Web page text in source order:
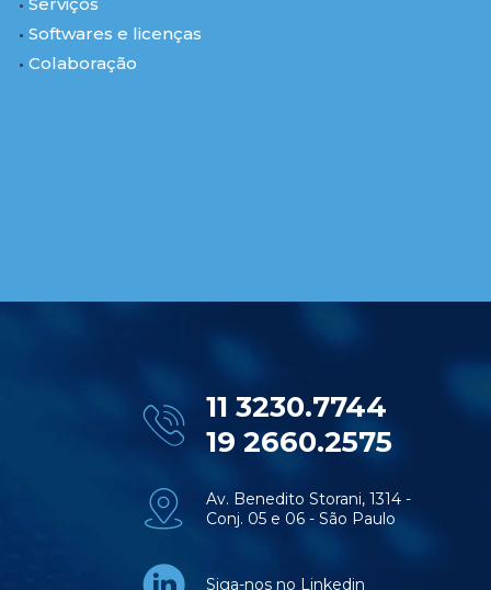
Softwares e licenças
Colaboração
11 3230.7744
19 2660.2575
Av. Benedito Storani, 1314 -
Conj. 05 e 06 - São Paulo
Siga-nos no Linkedin